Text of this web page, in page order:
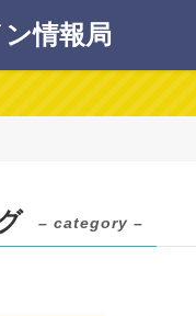
情報局
– category –